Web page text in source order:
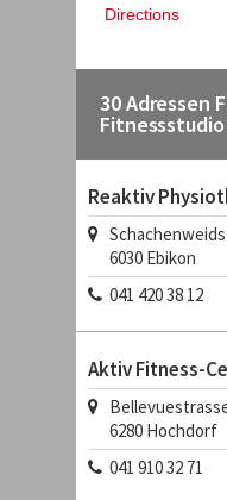
30 Adressen
Reaktiv
6030 Ebikon
041 420 38 12
Aktiv Fitness-
6280 Hochdorf
041 910 32 71